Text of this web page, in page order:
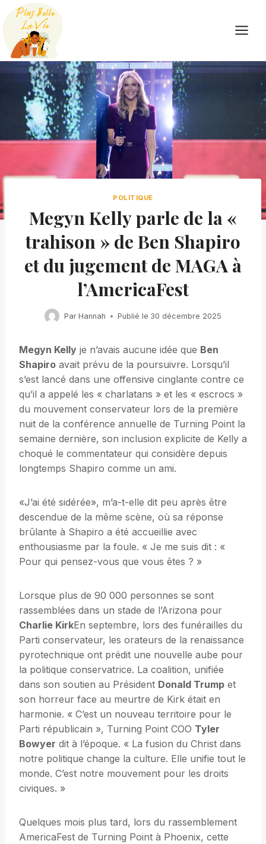
Skip
content
POLITIQUE
Megyn Kelly parle de la «
trahison » de Ben Shapiro
et du jugement de MAGA à
l’AmericaFest
Par Hannah Publié le 30 décembre 2025
Megyn Kelly je n’avais aucune idée que Ben
Shapiro avait prévu de la poursuivre. Lorsqu’il
s’est lancé dans une offensive cinglante contre ce
qu’il a appelé les « charlatans » et les « escrocs »
du mouvement conservateur lors de la première
nuit de la conférence annuelle de Turning Point la
semaine dernière, son inclusion explicite de Kelly a
choqué le commentateur qui considère depuis
longtemps Shapiro comme un ami.
«J’ai été sidérée», m’a-t-elle dit peu après être
descendue de la même scène, où sa réponse
brûlante à Shapiro a été accueillie avec
enthousiasme par la foule. « Je me suis dit : «
Pour qui pensez-vous que vous êtes ? »
Lorsque plus de 90 000 personnes se sont
rassemblées dans un stade de l’Arizona pour
Charlie KirkEn septembre, lors des funérailles du
Parti conservateur, les orateurs de la renaissance
pyrotechnique ont prédit une nouvelle aube pour
la politique conservatrice. La coalition, unifiée
dans son soutien au Président Donald Trump et
son horreur face au meurtre de Kirk était en
harmonie. « C’est un nouveau territoire pour le
Parti républicain », Turning Point COO Tyler
Bowyer dit à l’époque. « La fusion du Christ dans
notre politique change la culture. Elle unifie tout le
monde. C’est notre mouvement pour les droits
civiques. »
Quelques mois plus tard, lors du rassemblement
AmericaFest de Turning Point à Phoenix, cette